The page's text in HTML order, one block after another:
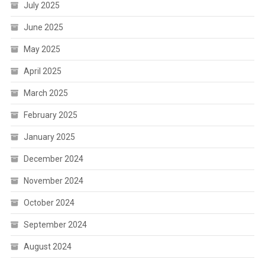
July 2025
June 2025
May 2025
April 2025
March 2025
February 2025
January 2025
December 2024
November 2024
October 2024
September 2024
August 2024